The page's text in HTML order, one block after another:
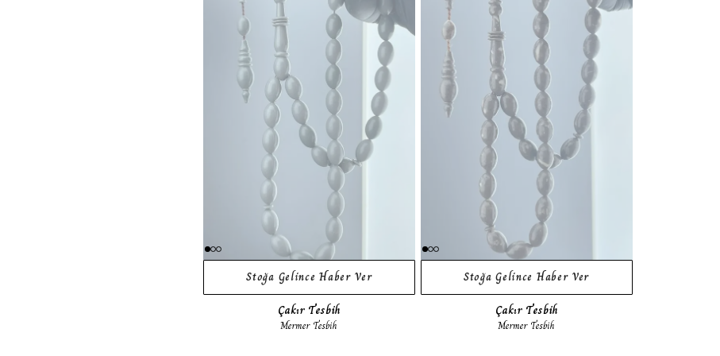
Stoğa Gelince Haber Ver
Çakır Tesbih
Mermer Tesbih
Stoğa Gelince Haber Ver
Çakır Tesbih
Mermer Tesbih